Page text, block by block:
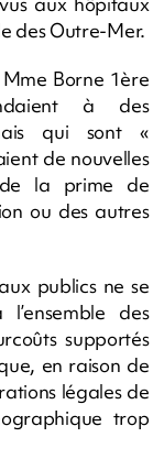
des Outre-Mer.
Borne 1ère
à des
qui sont «
de nouvelles
de la prime de
ou des autres
publics ne se
des
supportés
en raison de
légales de
trop